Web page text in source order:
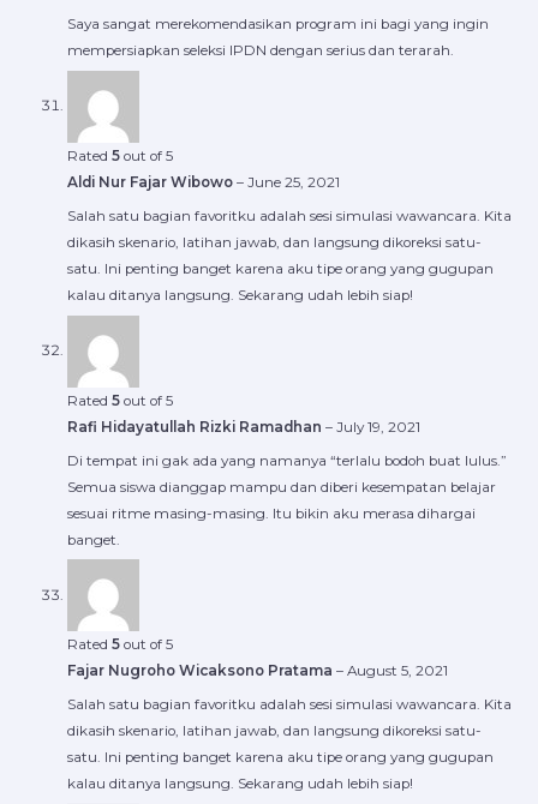
Saya sangat merekomendasikan program ini bagi yang ingin
mempersiapkan seleksi IPDN dengan serius dan terarah.
Rated 5out of 5
Aldi Nur Fajar Wibowo – June 25, 2021
Salah satu bagian favoritku adalah sesi simulasi wawancara. Kita
dikasih skenario, latihan jawab, dan langsung dikoreksi satu-
satu. Ini penting banget karena aku tipe orang yang gugupan
kalau ditanya langsung. Sekarang udah lebih siap!
Rated 5out of 5
Rafi Hidayatullah Rizki Ramadhan – July 19, 2021
Di tempat ini gak ada yang namanya “terlalu bodoh buat lulus.”
Semua siswa dianggap mampu dan diberi kesempatan belajar
sesuai ritme masing-masing. Itu bikin aku merasa dihargai
banget.
Rated 5out of 5
Fajar Nugroho Wicaksono Pratama – August 5, 2021
Salah satu bagian favoritku adalah sesi simulasi wawancara. Kita
dikasih skenario, latihan jawab, dan langsung dikoreksi satu-
satu. Ini penting banget karena aku tipe orang yang gugupan
kalau ditanya langsung. Sekarang udah lebih siap!